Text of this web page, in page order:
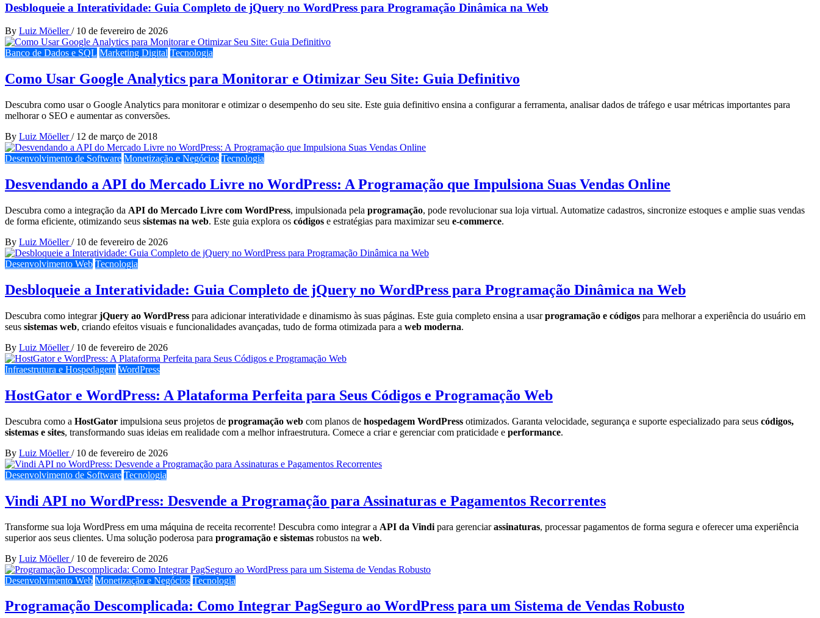
Desbloqueie a Interatividade: Guia Completo de jQuery no WordPress para Programação Dinâmica na Web
By Luiz Möeller/ 10 de fevereiro de 2026
Banco de Dados e SQL Marketing Digital Tecnologia
Como Usar Google Analytics para Monitorar e Otimizar Seu Site: Guia Definitivo
Descubra como usar o Google Analytics para monitorar e otimizar o desempenho do seu site. Este guia definitivo ensina a configurar a ferramenta, analisar dados de tráfego e usar métricas importantes para
melhorar o SEO e aumentar as conversões.
By Luiz Möeller/ 12 de março de 2018
Desenvolvimento de Software Monetização e Negócios Tecnologia
Desvendando a API do Mercado Livre no WordPress: A Programação que Impulsiona Suas Vendas Online
Descubra como a integração da API do Mercado Livre com WordPress, impulsionada pela programação, pode revolucionar sua loja virtual. Automatize cadastros, sincronize estoques e amplie suas vendas
de forma eficiente, otimizando seus sistemas na web. Este guia explora os códigos e estratégias para maximizar seu e-commerce.
By Luiz Möeller/ 10 de fevereiro de 2026
Desenvolvimento Web Tecnologia
Desbloqueie a Interatividade: Guia Completo de jQuery no WordPress para Programação Dinâmica na Web
Descubra como integrarjQuery ao WordPress para adicionar interatividade e dinamismo às suas páginas. Este guia completo ensina a usarprogramação e códigos para melhorar a experiência do usuário em
seus sistemas web, criando efeitos visuais e funcionalidades avançadas, tudo de forma otimizada para a web moderna.
By Luiz Möeller/ 10 de fevereiro de 2026
Infraestrutura e Hospedagem WordPress
HostGator e WordPress: A Plataforma Perfeita para Seus Códigos e Programação Web
Descubra como a HostGator impulsiona seus projetos de programação web com planos de hospedagem WordPress otimizados. Garanta velocidade, segurança e suporte especializado para seus códigos,
sistemas e sites, transformando suas ideias em realidade com a melhor infraestrutura. Comece a criar e gerenciar com praticidade e performance.
By Luiz Möeller/ 10 de fevereiro de 2026
Desenvolvimento de Software Tecnologia
Vindi API no WordPress: Desvende a Programação para Assinaturas e Pagamentos Recorrentes
Transforme sua loja WordPress em uma máquina de receita recorrente! Descubra como integrar a API da Vindi para gerenciarassinaturas, processar pagamentos de forma segura e oferecer uma experiência
superior aos seus clientes. Uma solução poderosa para programação e sistemas robustos na web.
By Luiz Möeller/ 10 de fevereiro de 2026
Desenvolvimento Web Monetização e Negócios Tecnologia
Programação Descomplicada: Como Integrar PagSeguro ao WordPress para um Sistema de Vendas Robusto